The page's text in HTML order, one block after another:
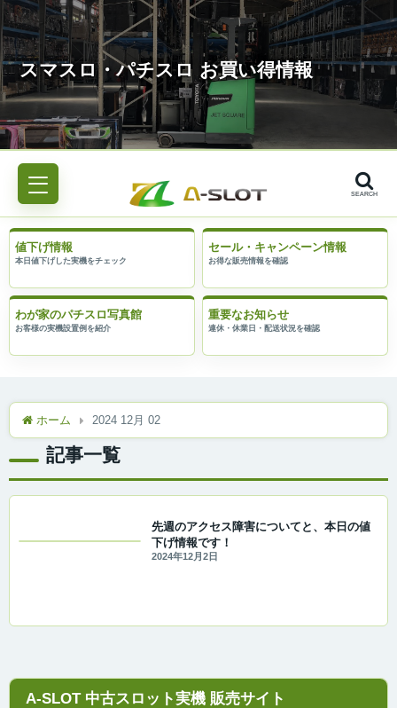
SEARCH
値下げ情報 セール・キャンペーン情報
わが家のパチスロ写真館 重要なお知らせ
ホーム 2024 12月 02
記事一覧
先週のアクセス障害についてと、本日の値
下げ情報です！
2024年12月2日
A-SLOT 中古スロット実機 販売サイト